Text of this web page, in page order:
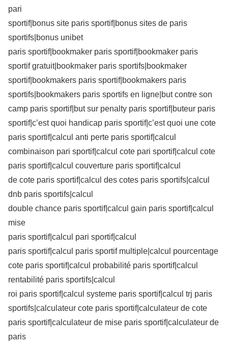
pari
sportif|bonus site paris sportif|bonus sites de paris
sportifs|bonus unibet
paris sportif|bookmaker paris sportif|bookmaker paris
sportif gratuit|bookmaker paris sportifs|bookmaker
sportif|bookmakers paris sportif|bookmakers paris
sportifs|bookmakers paris sportifs en ligne|but contre son
camp paris sportif|but sur penalty paris sportif|buteur paris
sportif|c’est quoi handicap paris sportif|c’est quoi une cote
paris sportif|calcul anti perte paris sportif|calcul
combinaison pari sportif|calcul cote pari sportif|calcul cote
paris sportif|calcul couverture paris sportif|calcul
de cote paris sportif|calcul des cotes paris sportifs|calcul
dnb paris sportifs|calcul
double chance paris sportif|calcul gain paris sportif|calcul
mise
paris sportif|calcul pari sportif|calcul
paris sportif|calcul paris sportif multiple|calcul pourcentage
cote paris sportif|calcul probabilité paris sportif|calcul
rentabilité paris sportifs|calcul
roi paris sportif|calcul systeme paris sportif|calcul trj paris
sportifs|calculateur cote paris sportif|calculateur de cote
paris sportif|calculateur de mise paris sportif|calculateur de
paris